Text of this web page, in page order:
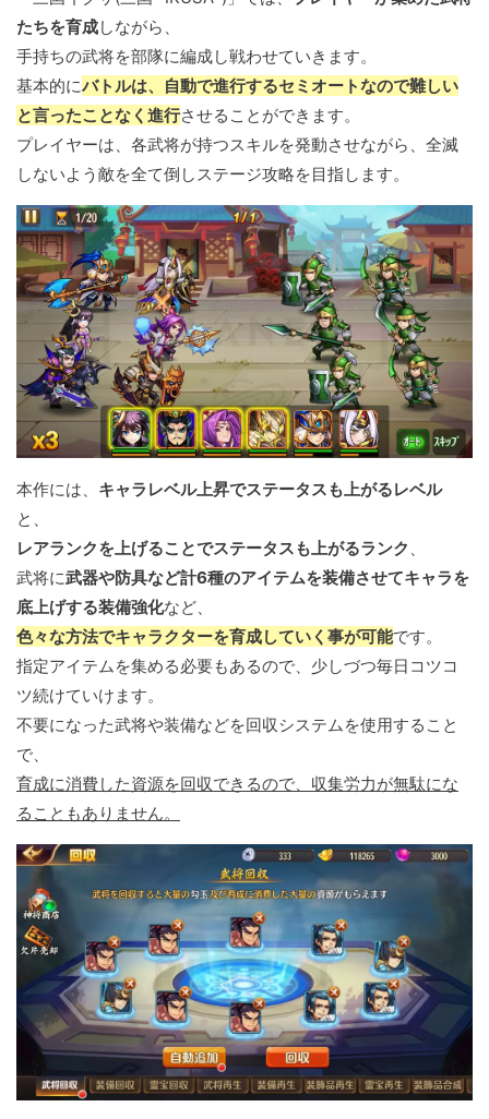
たちを育成しながら、
手持ちの武将を部隊に編成し戦わせていきます。
基本的にバトルは、自動で進行するセミオートなので難しい
と言ったことなく進行させることができます。
プレイヤーは、各武将が持つスキルを発動させながら、全滅
しないよう敵を全て倒しステージ攻略を目指します。
本作には、 キャラレベル上昇でステータスも上がるレベル
と、
レアランクを上げることでステータスも上がるランク 、
武将に武器や防具など計6種のアイテムを装備させてキャラを
底上げする装備強化など、
色々な方法でキャラクターを育成していく事が可能です。
指定アイテムを集める必要もあるので、少しづつ毎日コツコ
ツ続けていけます。
不要になった武将や装備などを回収システムを使用すること
で、
育成に消費した資源を回収できるので、収集労力が無駄にな
ることもありません。